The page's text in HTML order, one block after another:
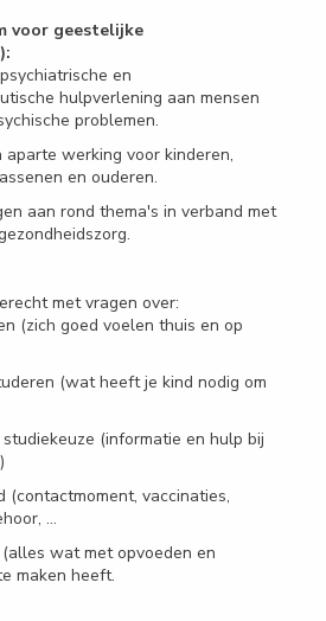
voor geestelijke
en
hulpverlening aan mensen
problemen.
aparte werking voor kinderen,
en ouderen.
aan rond thema's in verband met
met vragen over:
(zich goed voelen thuis en op
(wat heeft je kind nodig om
(informatie en hulp bij
(contactmoment, vaccinaties,
…
wat met opvoeden en
maken heeft.